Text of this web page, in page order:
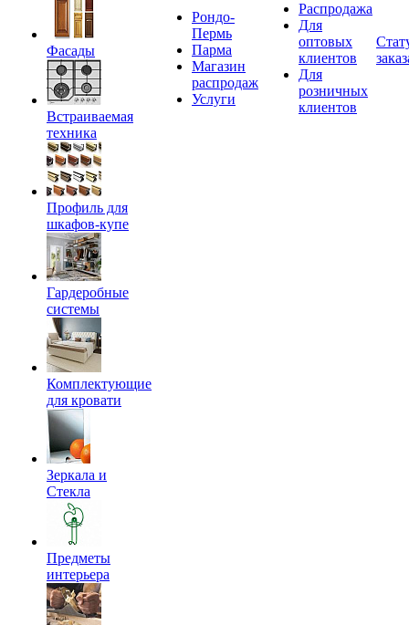
Фасады
Встраиваемая
техника
Профиль для
шкафов-купе
Гардеробные
системы
Комплектующие
для кровати
Зеркала и
Стекла
Предметы
интерьера
Рондо-
Пермь
Парма
Магазин
распродаж
Услуги
Распродажа
Для
оптовых
клиентов
Для
розничных
клиентов